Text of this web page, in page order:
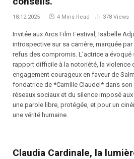
18.12.2025 4 Mins Read 378 Views
Invitée aux Arcs Film Festival, Isabelle
introspective sur sa carrière, marquée
refus des compromis. L’actrice a
rapport difficile à la notoriété, la violence
engagement courageux en faveur de
fondatrice de *Camille Claudel* dans son
réseaux sociaux et du silence imposé
une parole libre, protégée, et pour un
une vérité humaine.
Claudia Cardinale, la